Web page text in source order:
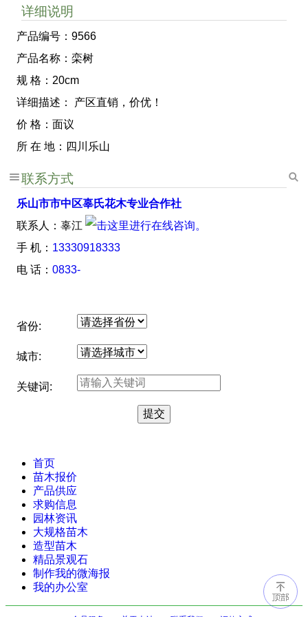
详细说明
产品编号：9566
产品名称：栾树
规 格：20cm
详细描述： 产区直销，价优！
价 格：面议
所 在 地：四川乐山
联系方式
乐山市市中区辜氏花木专业合作社
联系人：辜江
手 机： 13330918333
电 话： 0833-
省份:
城市:
关键词:
首页
苗木报价
产品供应
求购信息
园林资讯
大规格苗木
造型苗木
精品景观石
制作我的微海报
我的办公室